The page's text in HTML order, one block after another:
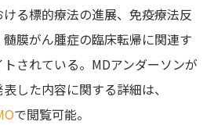
る標的療法の進展、 免疫療法反
膜がん腫症の臨床転帰に関連す
されている。MDアンダーソンが
した内容に関する詳細は、
で閲覧可能。